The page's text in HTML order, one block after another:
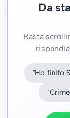
Da
Basta
"Ho finito